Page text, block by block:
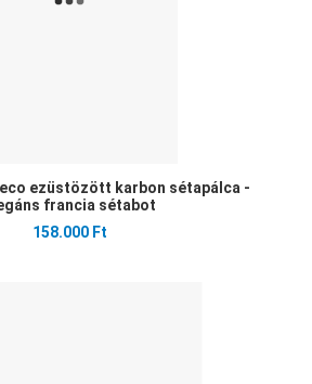
ezüstözött karbon sétapálca -
francia sétabot
158.000 Ft